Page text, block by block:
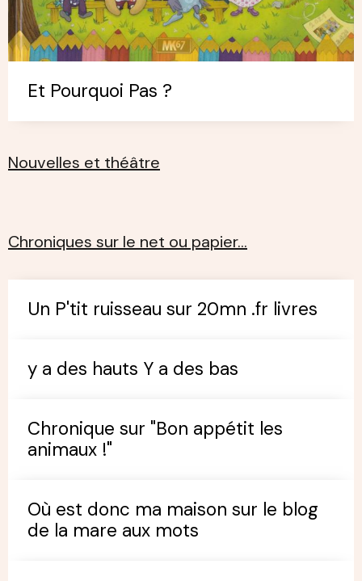
Et Pourquoi Pas ?
Nouvelles et théâtre
Chroniques sur le net ou papier…
Un P'tit ruisseau sur 20mn .fr livres
y a des hauts Y a des bas
Chronique sur "Bon appétit les
animaux !"
Où est donc ma maison sur le blog
de la mare aux mots